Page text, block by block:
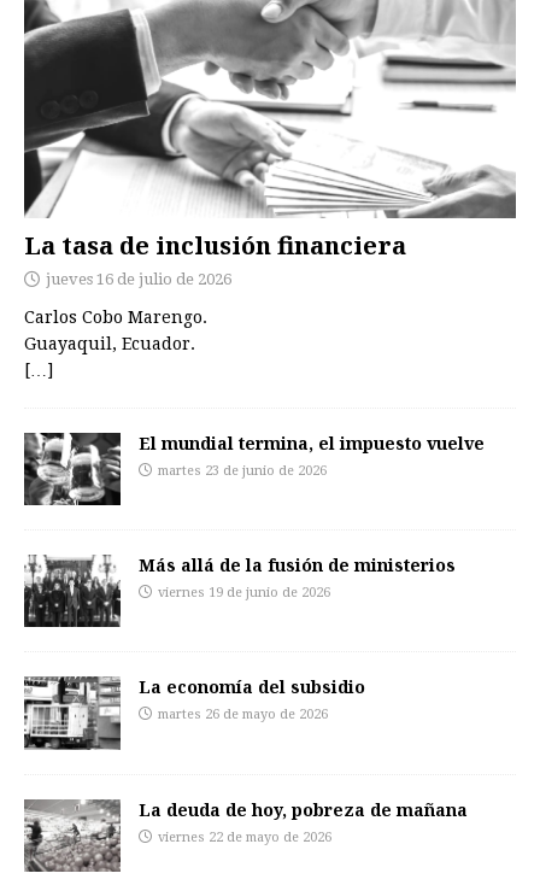
La tasa de inclusión financiera
jueves 16 de julio de 2026
Carlos Cobo Marengo.
Guayaquil, Ecuador.
[…]
El mundial termina, el impuesto vuelve
martes 23 de junio de 2026
Más allá de la fusión de ministerios
viernes 19 de junio de 2026
La economía del subsidio
martes 26 de mayo de 2026
La deuda de hoy, pobreza de mañana
viernes 22 de mayo de 2026